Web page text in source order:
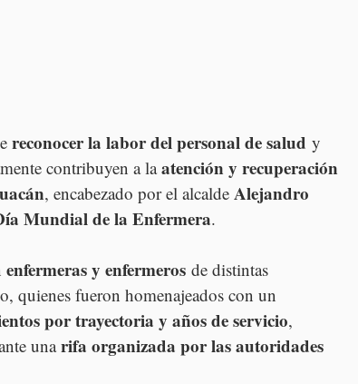
reconocer la labor del personal de salud y
contribuyen a la atención y recuperación
, encabezado por el alcalde Alejandro
Mundial de la Enfermera.
enfermeras y enfermeros de distintas
quienes fueron homenajeados con un
por trayectoria y años de servicio,
una rifa organizada por las autoridades